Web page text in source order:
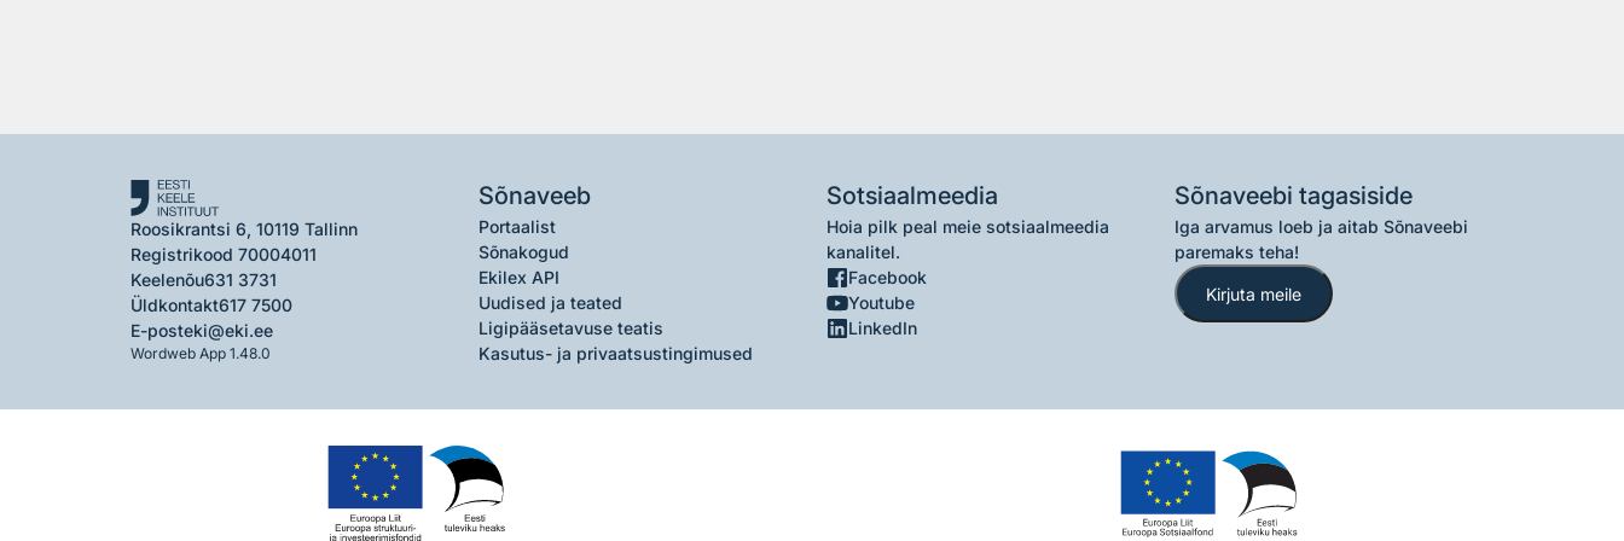
Roosikrantsi 6, 10119 Tallinn
Registrikood 70004011
Keelenõu631 3731
Üldkontakt617 7500
E-posteki@eki.ee
Wordweb App 1.48.0
Sõnaveeb
Portaalist
Sõnakogud
Ekilex API
Uudised ja teated
Ligipääsetavuse teatis
Kasutus- ja privaatsustingimused
Sotsiaalmeedia
Hoia pilk peal meie sotsiaalmeedia
kanalitel.
Facebook
Youtube
LinkedIn
Sõnaveebi tagasiside
Iga arvamus loeb ja aitab Sõnaveebi
paremaks teha!
Kirjuta meile